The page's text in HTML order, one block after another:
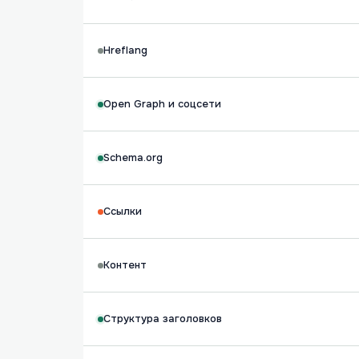
Hreflang
Open Graph и соцсети
Schema.org
Ссылки
Контент
Структура заголовков